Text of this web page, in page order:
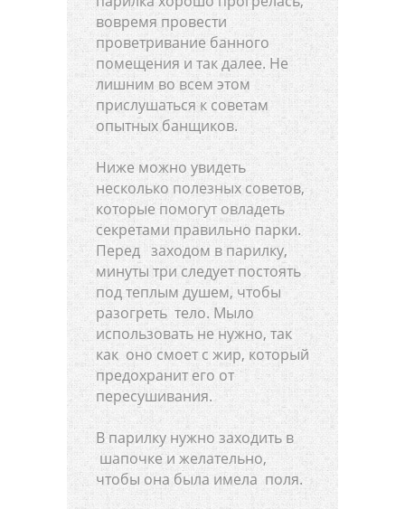
вовремя провести
проветривание банного
помещения и так далее. Не
лишним во всем этом
прислушаться к советам
опытных банщиков.
Ниже можно увидеть
несколько полезных советов,
которые помогут овладеть
секретами правильно парки.
Перед заходом в парилку,
минуты три следует постоять
под теплым душем, чтобы
разогреть тело. Мыло
использовать не нужно, так
как оно смоет с жир, который
предохранит его от
пересушивания.
В парилку нужно заходить в
шапочке и желательно,
чтобы она была имела поля.